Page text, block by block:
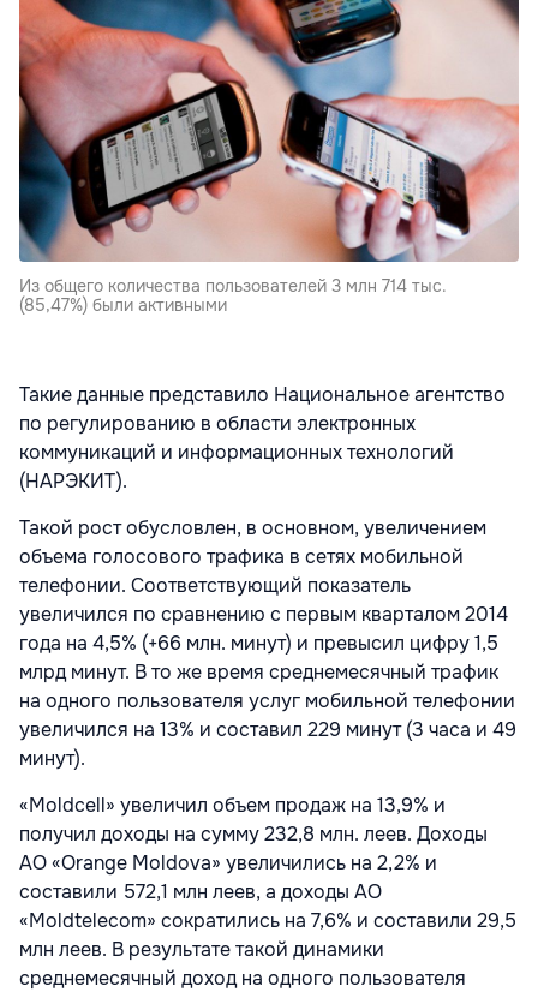
Из общего количества пользователей 3 млн 714 тыс.
(85,47%) были активными
Такие данные представило Национальное агентство
по регулированию в области электронных
коммуникаций и информационных технологий
(НАРЭКИТ).
Такой рост обусловлен, в основном, увеличением
объема голосового трафика в сетях мобильной
телефонии. Соответствующий показатель
увеличился по сравнению с первым кварталом 2014
года на 4,5% (+66 млн. минут) и превысил цифру 1,5
млрд минут. В то же время среднемесячный трафик
на одного пользователя услуг мобильной телефонии
увеличился на 13% и составил 229 минут (3 часа и 49
минут).
«Moldcell» увеличил объем продаж на 13,9% и
получил доходы на сумму 232,8 млн. леев. Доходы
АО «Orange Moldova» увеличились на 2,2% и
составили 572,1 млн леев, а доходы АО
«Moldtelecom» сократились на 7,6% и составили 29,5
млн леев. В результате такой динамики
среднемесячный доход на одного пользователя